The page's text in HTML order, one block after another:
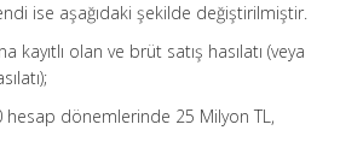
ise aşağıdaki şekilde değiştirilmiştir.
kayıtlı olan ve brüt satış hasılatı (veya
hesap dönemlerinde 25 Milyon TL,